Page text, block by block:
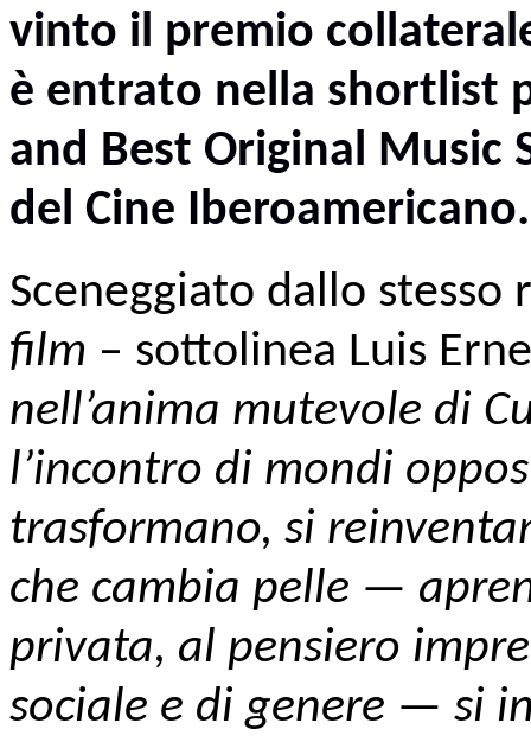
vinto il premio
è entrato nella shortlist
and Best Original Music
del Cine Iberoamericano.
Sceneggiato dallo stesso
film – sottolinea Luis
nell’anima mutevole di
l’incontro di mondi
trasformano, si
che cambia pelle —
privata, al pensiero
sociale e di genere — si